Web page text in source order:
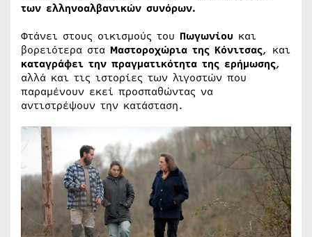
των ελληνοαλβανικών συνόρων.
Φτάνει στους οικισμούς του Πωγωνίου και
βορειότερα στα Μαστοροχώρια της Κόνιτσας, και
καταγράφει την πραγματικότητα της ερήμωσης,
αλλά και τις ιστορίες των λιγοστών που
παραμένουν εκεί προσπαθώντας να
αντιστρέψουν την κατάσταση.